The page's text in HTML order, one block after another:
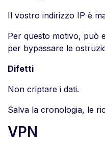
Il vostro indirizzo IP è
Per questo motivo, può
per bypassare le
Difetti
Non criptare i dati.
Salva la cronologia, le
VPN